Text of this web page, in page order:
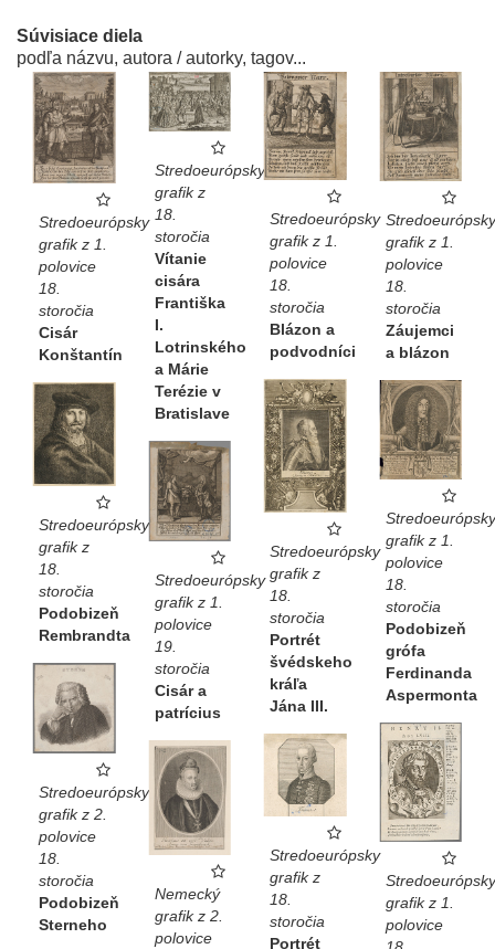
Súvisiace diela
podľa názvu, autora / autorky, tagov...
Stredoeurópsky
grafik z 1.
polovice
18.
storočia
Cisár
Konštantín
Stredoeurópsky
grafik z
18.
storočia
Vítanie
cisára
Františka
I.
Lotrinského
a Márie
Terézie v
Bratislave
Stredoeurópsky
grafik z 1.
polovice
18.
storočia
Blázon a
podvodníci
Stredoeurópsky
grafik z 1.
polovice
18.
storočia
Záujemci
a blázon
Stredoeurópsky
grafik z
18.
storočia
Portrét
švédskeho
kráľa
Jána III.
Stredoeurópsky
grafik z 1.
polovice
18.
storočia
Podobizeň
grófa
Ferdinanda
Aspermonta
Stredoeurópsky
grafik z
18.
storočia
Podobizeň
Rembrandta
Stredoeurópsky
grafik z 1.
polovice
19.
storočia
Cisár a
patrícius
Stredoeurópsky
grafik z 2.
polovice
18.
storočia
Podobizeň
Sterneho
Stredoeurópsky
grafik z 1.
polovice
Stredoeurópsky
grafik z
18.
storočia
Portrét
Nemecký
grafik z 2.
polovice